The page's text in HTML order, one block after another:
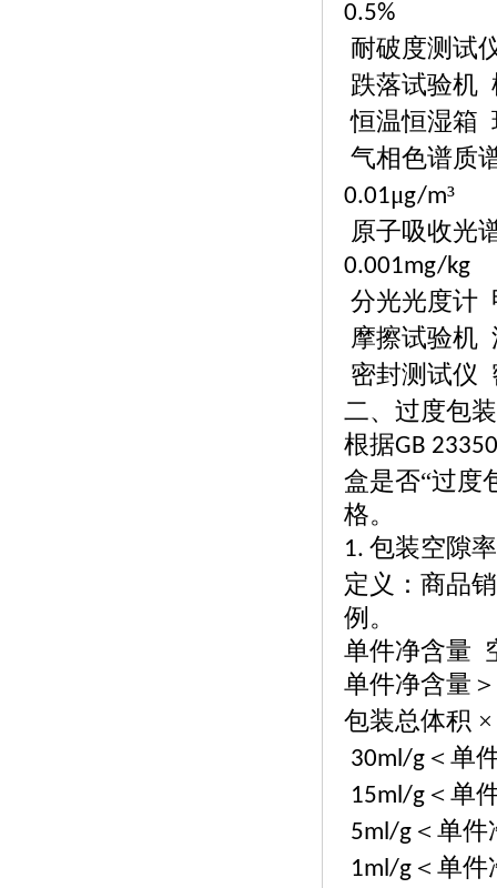
0.5%
耐破度测试
跌落试验机
恒温恒湿箱
气相色谱质
0.01μg/m³
原子吸收光
0.001mg/kg
分光光度计
摩擦试验机
密封测试仪
二、过度包
根据GB
盒是否“过度
格。
1. 包装空隙
定义：商品
例。
单件净含量
单件净含量＞
包装总体积
30ml/g ＜单
15ml/g ＜单
5ml/g ＜单
1ml/g ＜单